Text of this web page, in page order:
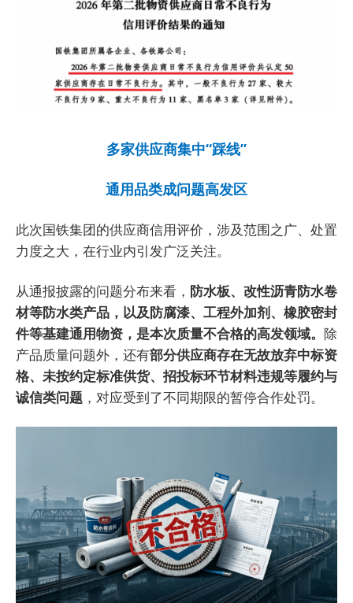
多家供应商集中“踩线”
通用品类成问题高发区
此次国铁集团的供应商信用评价，涉及范围之广、处置
力度之大，在行业内引发广泛关注。
从通报披露的问题分布来看， 防水板、改性沥青防水卷
材等防水类产品，以及防腐漆、工程外加剂、橡胶密封
件等基建通用物资，是本次质量不合格的高发领域。 除
产品质量问题外，还有部分供应商存在无故放弃中标资
格、未按约定标准供货、招投标环节材料违规等履约与
诚信类问题 ，对应受到了不同期限的暂停合作处罚。